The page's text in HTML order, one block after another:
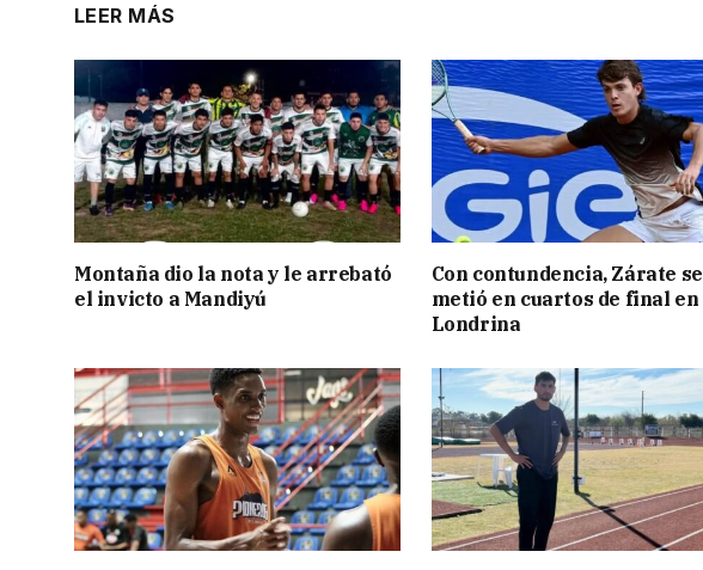
LEER MÁS
Montaña dio la nota y le arrebató
el invicto a Mandiyú
Con contundencia, Zárate se
metió en cuartos de final en
Londrina